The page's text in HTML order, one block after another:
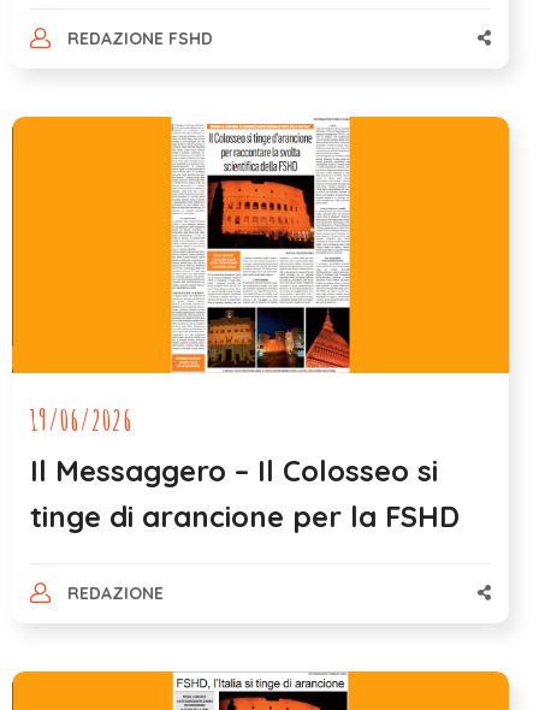
REDAZIONE FSHD
19/06/2026
Il Messaggero – Il Colosseo si
tinge di arancione per la FSHD
REDAZIONE